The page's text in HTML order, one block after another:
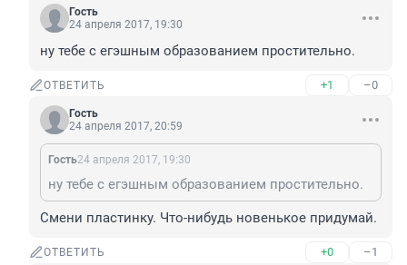
Гость
24 апреля 2017, 19:30
ну тебе с егэшным образованием простительно.
ОТВЕТИТЬ +1 –0
Гость
24 апреля 2017, 20:59
Гость24 апреля 2017, 19:30
ну тебе с егэшным образованием простительно.
Смени пластинку. Что-нибудь новенькое придумай.
ОТВЕТИТЬ +0 –1